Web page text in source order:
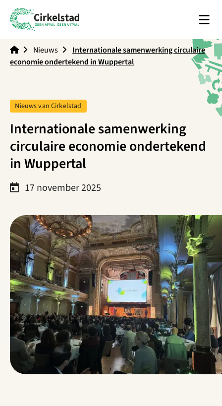
Menu
Nieuws
Internationale samenwerking circulaire
economie ondertekend in Wuppertal
Internationale samenwerking
circulaire economie ondertekend
in Wuppertal
Tag:
Nieuws van Cirkelstad
17 november 2025